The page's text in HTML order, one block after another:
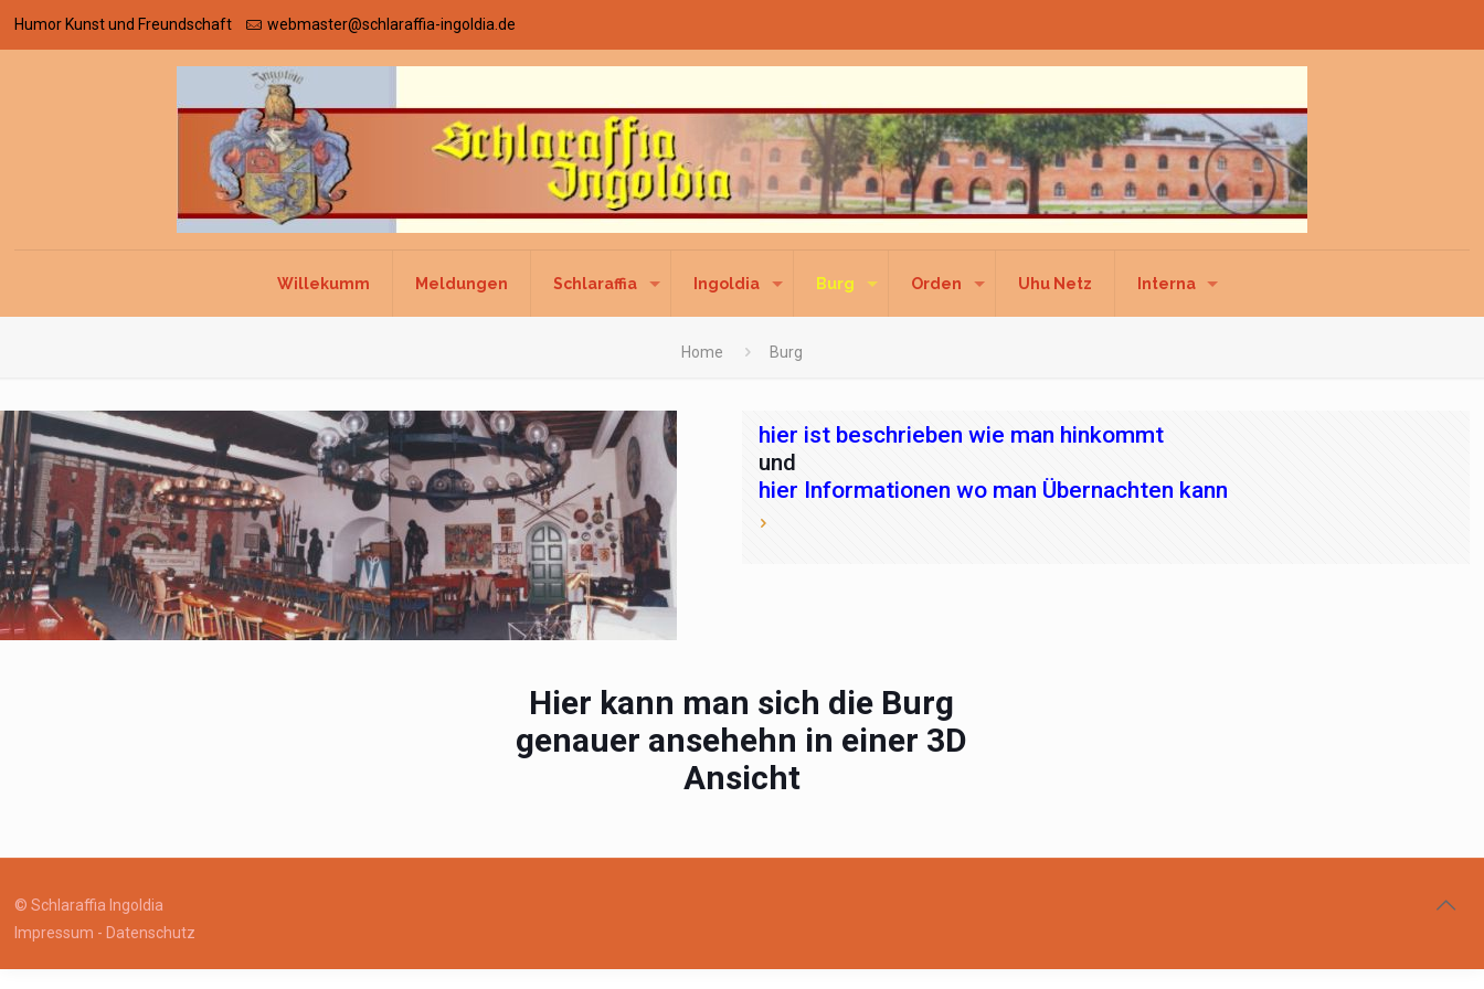
Humor Kunst und Freundschaft webmaster@schlaraffia-ingoldia.de
Willekumm Meldungen Schlaraffia Ingoldia Burg Orden Uhu Netz Interna
Home Burg
hier ist beschrieben wie man hinkommt
und
hier Informationen wo man Übernachten kann
Hier kann man sich die Burg
genauer ansehehn in einer 3D
Ansicht
© Schlaraffia Ingoldia
Impressum - Datenschutz